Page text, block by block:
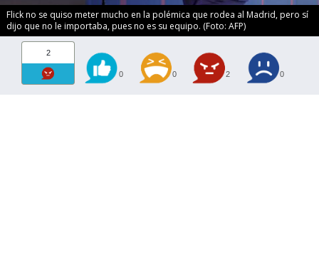
Flick no se quiso meter mucho en la polémica que rodea al Madrid, pero sí
dijo que no le importaba, pues no es su equipo. (Foto: AFP)
2
0 0 2 0